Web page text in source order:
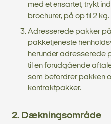
med et ensartet, trykt
brochurer, på op til 2 kg.
Adresserede pakker på
pakketjeneste
herunder adresserede
til en forudgående
som befordrer pakken
kontraktpakker.
2. Dækningsområde